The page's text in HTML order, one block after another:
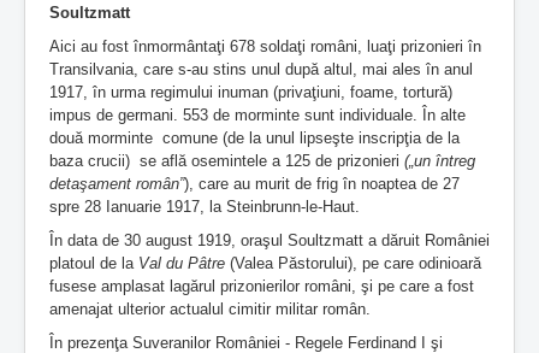
Soultzmatt
Aici au fost înmormântaţi 678 soldaţi români, luaţi prizonieri în
Transilvania, care s-au stins unul după altul, mai ales în anul
1917, în urma regimului inuman (privaţiuni, foame, tortură)
impus de germani. 553 de morminte sunt individuale. În alte
două morminte comune (de la unul lipseşte inscripţia de la
baza crucii) se află osemintele a 125 de prizonieri („un întreg
detaşament român”), care au murit de frig în noaptea de 27
spre 28 Ianuarie 1917, la Steinbrunn-le-Haut.
În data de 30 august 1919, oraşul Soultzmatt a dăruit României
platoul de la Val du Pâtre (Valea Păstorului), pe care odinioară
fusese amplasat lagărul prizonierilor români, şi pe care a fost
amenajat ulterior actualul cimitir militar român.
În prezenţa Suveranilor României - Regele Ferdinand I şi